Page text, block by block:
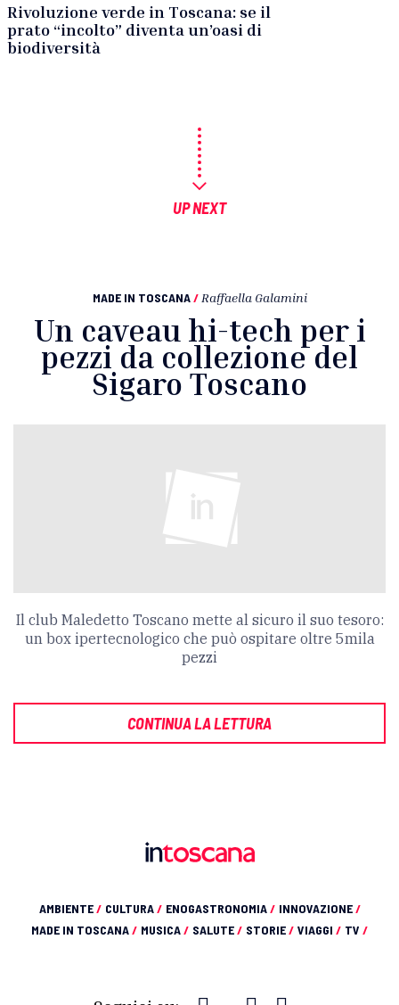
Rivoluzione verde in Toscana: se il
prato “incolto” diventa un’oasi di
biodiversità
UP NEXT
MADE IN TOSCANA / Raffaella Galamini
Un caveau hi-tech per i
pezzi da collezione del
Sigaro Toscano
Il club Maledetto Toscano mette al sicuro il suo tesoro:
un box ipertecnologico che può ospitare oltre 5mila
pezzi
CONTINUA LA LETTURA
AMBIENTE/ CULTURA/ ENOGASTRONOMIA/ INNOVAZIONE/
MADE IN TOSCANA/ MUSICA/ SALUTE/ STORIE/ VIAGGI / TV /